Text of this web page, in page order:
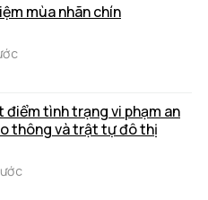
mùa nhãn chín
điểm tình trạng vi phạm an
thông và trật tự đô thị